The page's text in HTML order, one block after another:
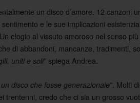
un disco d’amore. 12 canzoni
e le sue implicazioni
elogio al vissuto amoroso nel senso
di abbandoni, mancanze, tradimenti,
uniti e soli” spiega Andrea.
disco che fosse generazionale”. Molti
trentenni, credo che ci sia un grosso